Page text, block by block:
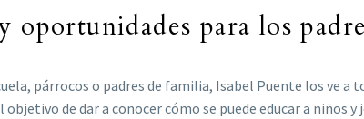
oportunidades para los
párrocos o padres de familia, Isabel Puente los ve
de dar a conocer cómo se puede educar a niños